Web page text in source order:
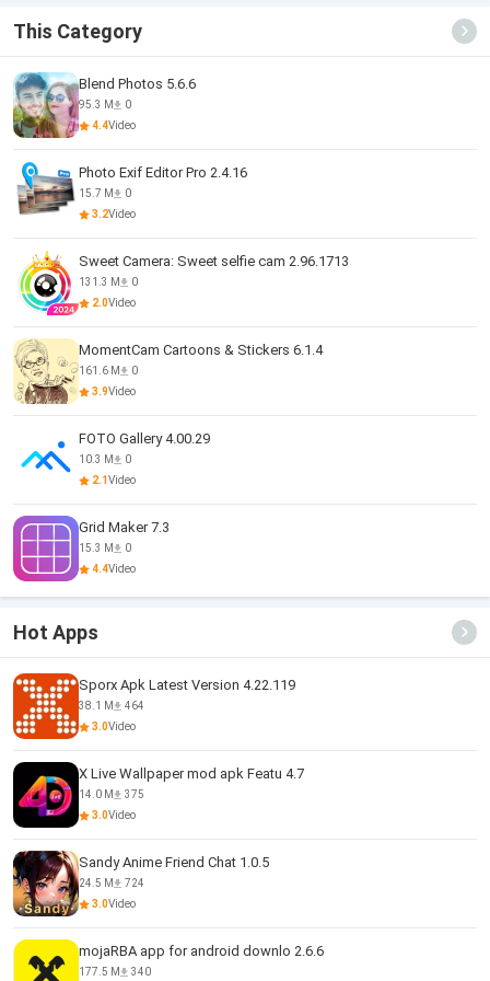
This Category
Blend Photos 5.6.6
95.3 M
0
4.4Video
Photo Exif Editor Pro 2.4.16
15.7 M
0
3.2Video
Sweet Camera: Sweet selfie cam 2.96.1713
131.3 M
0
2.0Video
MomentCam Cartoons & Stickers 6.1.4
161.6 M
0
3.9Video
FOTO Gallery 4.00.29
10.3 M
0
2.1Video
Grid Maker 7.3
15.3 M
0
4.4Video
Hot Apps
Sporx Apk Latest Version 4.22.119
38.1 M
464
3.0Video
X Live Wallpaper mod apk Featu 4.7
14.0 M
375
3.0Video
Sandy Anime Friend Chat 1.0.5
24.5 M
724
3.0Video
mojaRBA app for android downlo 2.6.6
177.5 M 340